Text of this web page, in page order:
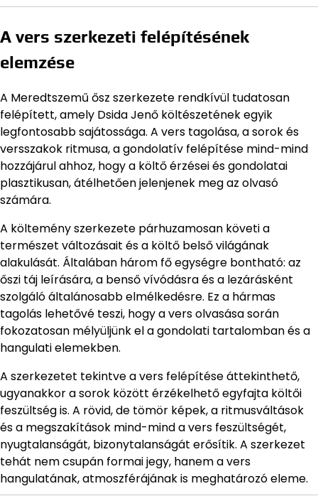
A vers szerkezeti felépítésének
elemzése
A Meredtszemű ősz szerkezete rendkívül tudatosan
felépített, amely Dsida Jenő költészetének egyik
legfontosabb sajátossága. A vers tagolása, a sorok és
versszakok ritmusa, a gondolatív felépítése mind-mind
hozzájárul ahhoz, hogy a költő érzései és gondolatai
plasztikusan, átélhetően jelenjenek meg az olvasó
számára.
A költemény szerkezete párhuzamosan követi a
természet változásait és a költő belső világának
alakulását. Általában három fő egységre bontható: az
őszi táj leírására, a benső vívódásra és a lezárásként
szolgáló általánosabb elmélkedésre. Ez a hármas
tagolás lehetővé teszi, hogy a vers olvasása során
fokozatosan mélyüljünk el a gondolati tartalomban és a
hangulati elemekben.
A szerkezetet tekintve a vers felépítése áttekinthető,
ugyanakkor a sorok között érzékelhető egyfajta költői
feszültség is. A rövid, de tömör képek, a ritmusváltások
és a megszakítások mind-mind a vers feszültségét,
nyugtalanságát, bizonytalanságát erősítik. A szerkezet
tehát nem csupán formai jegy, hanem a vers
hangulatának, atmoszférájának is meghatározó eleme.